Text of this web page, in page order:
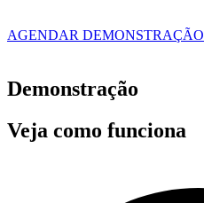
AGENDAR DEMONSTRAÇÃO
Demonstração
Veja como funciona